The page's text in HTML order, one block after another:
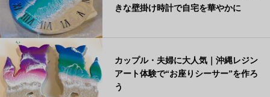
きな壁掛け時計で自宅を華やかに
カップル・夫婦に大人気｜沖縄レジン
アート体験で“お座りシーサー”を作ろ
う